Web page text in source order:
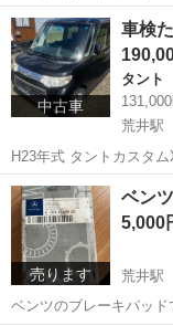
㌔ パワースライドドア ナビ ETC 修復歴ナシ 【外装】 全体的にキレ
イですが、キズやサビ凹
宮城 仙台市 荒井
中古車
車検
タント
荒井駅
H23年式 タントカスタムX 人気の黒 2WD 走行距離 131000㌔ （使用
しますので増えます） パワースライドドア 車検 R10.4.21まで 修復
歴ナシ 【外装】 年
宮城 仙台市
売ります
ベン
5,000
荒井駅
ベンツのブレーキパッ